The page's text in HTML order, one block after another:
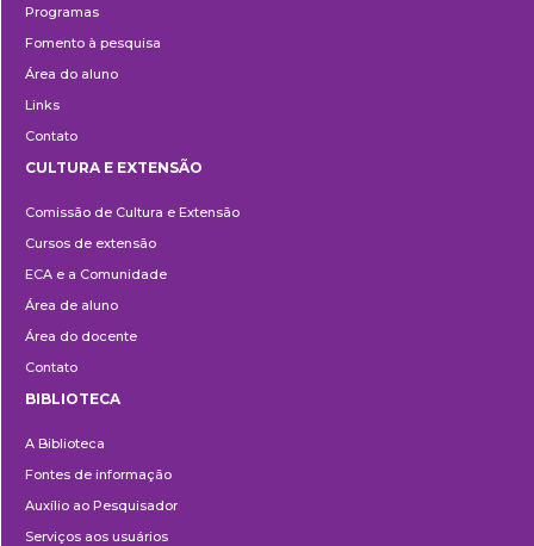
Programas
Fomento à pesquisa
Área do aluno
Links
Contato
e
Extensão
CULTURA E EXTENSÃO
Comissão de Cultura e Extensão
Cursos de extensão
ECA e a Comunidade
Área de aluno
Área do docente
Contato
BIBLIOTECA
A Biblioteca
Fontes de informação
Auxílio ao Pesquisador
Serviços aos usuários